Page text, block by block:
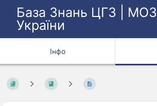
База Знань ЦГЗ | МОЗ
України
Інфо